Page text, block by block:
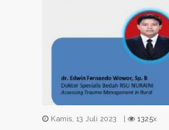
Kamis, 13 Juli 2023 1325x